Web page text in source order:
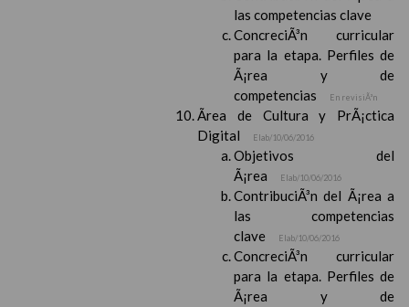
las competencias clave
ConcreciÃ³n curricular
para la etapa. Perfiles de
Ã¡rea y de
competencias
En revisiÃ³n
Ãrea de Cultura y PrÃ¡ctica
Digital
Elab/10/06/2016
Objetivos del
Ã¡rea
Elab/10/06/2016
ContribuciÃ³n del Ã¡rea a
las competencias
clave
Elab/10/06/2016
ConcreciÃ³n curricular
para la etapa. Perfiles de
Ã¡rea y de